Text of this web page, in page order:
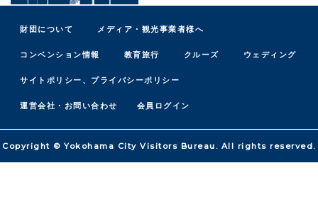
財団について メディア・観光事業者様へ
コンベンション情報 教育旅行 クルーズ ウェディング
サイトポリシー、プライバシーポリシー
運営会社・お問い合わせ 会員ログイン
Copyright © Yokohama City Visitors Bureau. All rights reserved.